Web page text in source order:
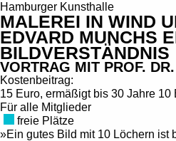
Hamburger Kunsthalle
MALEREI IN WIND
EDVARD MUNCHS
BILDVERSTÄNDNIS
VORTRAG MIT PROF.
Kostenbeitrag:
15 Euro, ermäßigt bis 30 Jahre 10
Für alle Mitglieder
freie Plätze
»Ein gutes Bild mit 10 Löchern ist